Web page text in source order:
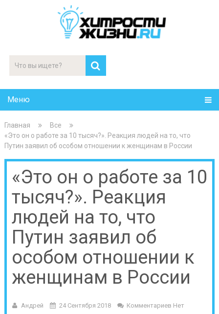
Меню
Главная
Все
«Это он о работе за 10 тысяч?». Реакция людей на то, что
Путин заявил об особом отношении к женщинам в России
«Это он о работе за 10
тысяч?». Реакция
людей на то, что
Путин заявил об
особом отношении к
женщинам в России
Андрей 24 Сентября 2018
Комментариев Нет